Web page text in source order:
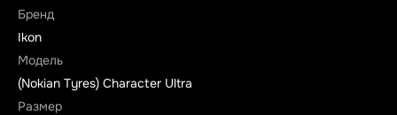
Бренд
Ikon
Модель
(Nokian Tyres) Character Ultra
Размер